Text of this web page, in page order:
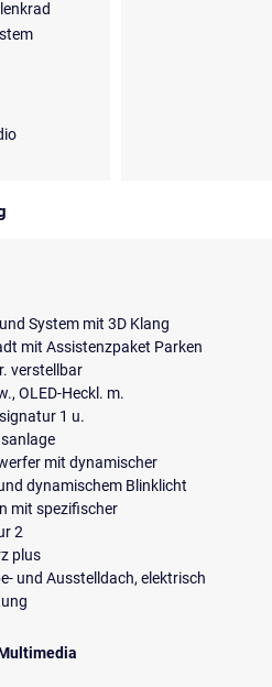
System mit 3D Klang
mit Assistenzpaket Parken
verstellbar
OLED-Heckl. m.
1 u.
mit dynamischer
dynamischem Blinklicht
mit spezifischer
2
plus
und Ausstelldach, elektrisch